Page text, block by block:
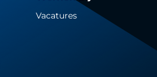
Vacatures